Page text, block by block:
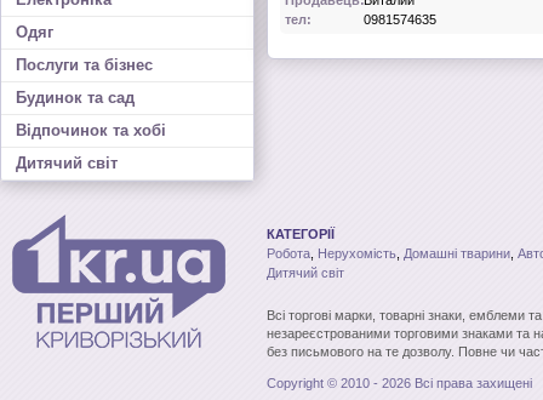
Одяг
Послуги та бізнес
Будинок та сад
Відпочинок та хобі
Дитячий світ
тел:
0981574635
КАТЕГОРІЇ
Робота Нерухомість Домашні тварини
Дитячий світ
Всі торгові марки, товарні знаки, емблеми
незареєстрованими торговими знаками та
без письмового на те дозволу. Повне чи
Copyright © 2010 - 2026 Всі права захищені